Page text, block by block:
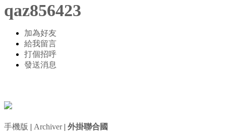
qaz856423
加為好友
給我留言
打個招呼
發送消息
手機版 | Archiver| 外掛聯合國